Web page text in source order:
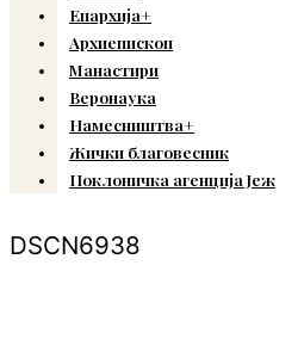
Епархија+
Архиепископ
Манастири
Веронаука
Намесништва+
Жички благовесник
Поклоничка агенција Јеж
DSCN6938